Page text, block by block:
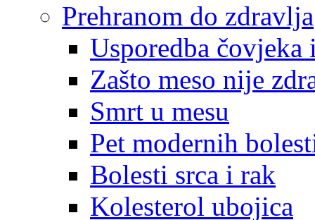
Prehranom do zdravlja
Usporedba
Zašto meso nije
Smrt u mesu
Pet modernih
Bolesti srca i rak
Kolesterol ubojica